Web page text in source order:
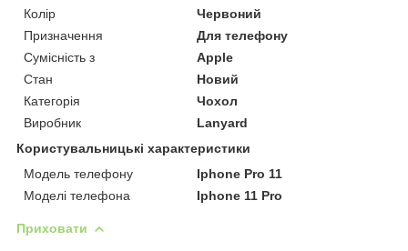
Колір
Червоний
Призначення
Для телефону
Сумісність з
Apple
Стан
Новий
Категорія
Чохол
Виробник
Lanyard
Користувальницькі характеристики
Модель телефону
Iphone Pro 11
Моделі телефона
Iphone 11 Pro
Приховати